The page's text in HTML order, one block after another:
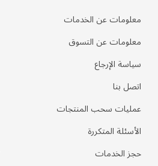
معلومات عن الخدمات
معلومات عن التسوق
سياسة الإرجاع
اتصل بنا
عمليات سحب المنتجات
الأسئلة المتكررة
حجز الخدمات